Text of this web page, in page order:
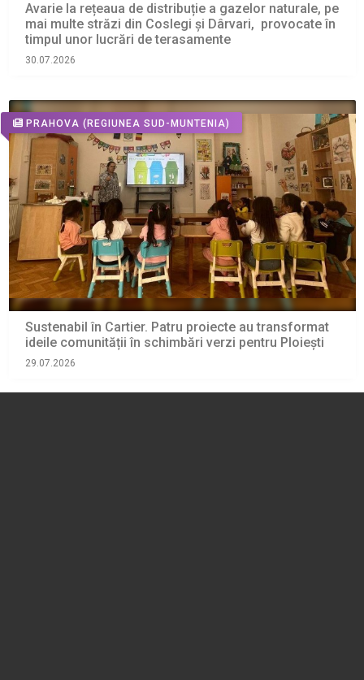
Avarie la rețeaua de distribuție a gazelor naturale, pe
mai multe străzi din Coslegi și Dârvari, provocate în
timpul unor lucrări de terasamente
30.07.2026
PRAHOVA (REGIUNEA SUD-MUNTENIA)
Sustenabil în Cartier. Patru proiecte au transformat
ideile comunității în schimbări verzi pentru Ploiești
29.07.2026